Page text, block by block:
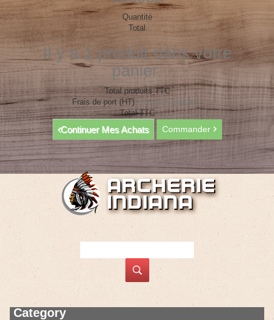
Quantité
Total
Il y a 1 produit dans votre
panier.
Total produits TTC
Frais de port (HT) Livraison gratuite !
Total TTC
Continuer Mes Achats Commander
Category